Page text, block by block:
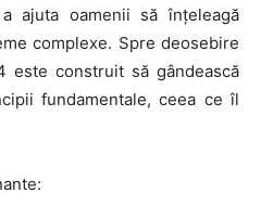
ajuta oamenii să înțeleagă
complexe. Spre deosebire
este construit să gândească
fundamentale, ceea ce îl